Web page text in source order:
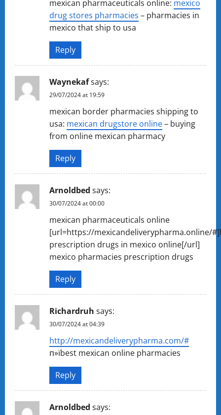
mexican pharmaceuticals online: mexico
drug stores pharmacies – pharmacies in
mexico that ship to usa
Reply
Waynekafsays:
29/07/2024 at 19:59
mexican border pharmacies shipping to
usa: mexican drugstore online– buying
from online mexican pharmacy
Reply
Arnoldbed says:
30/07/2024 at 00:00
mexican pharmaceuticals online
[url=https://mexicandeliverypharma.online/
prescription drugs in mexico online[/url]
mexico pharmacies prescription drugs
Reply
Richardruh says:
30/07/2024 at 04:39
http://mexicandeliverypharma.com/#
п»їbest mexican online pharmacies
Reply
Arnoldbed says: